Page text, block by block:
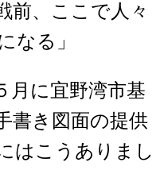
前、ここで人々
なる」
月に宜野湾市基
書き図面の提供
はこうありまし